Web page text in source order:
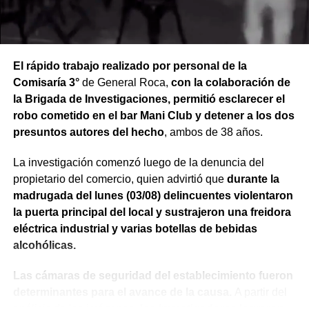
El rápido trabajo realizado por personal de la
Comisaría 3°de General Roca, con la colaboración de
la Brigada de Investigaciones, permitió esclarecer el
robo cometido en el bar Mani Club y detener a los dos
presuntos autores del hecho, ambos de 38 años.
La investigación comenzó luego de la denuncia del
propietario del comercio, quien advirtió que durante la
madrugada del lunes (03/08) delincuentes violentaron
la puerta principal del local y sustrajeron una freidora
eléctrica industrial y varias botellas de bebidas
alcohólicas.
Las cámaras de seguridad del establecimiento fueron